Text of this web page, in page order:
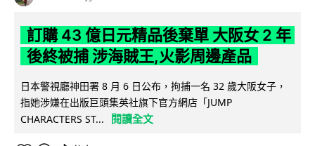
訂購 43 億日元精品後棄單 大阪女 2 年
後終被捕 涉海賊王,火影周邊產品
日本警視廳神田署 8 月 6 日公布，拘捕一名 32 歲大阪女子，
指她涉嫌在出版巨頭集英社旗下官方網店「JUMP
CHARACTERS ST...
閱讀全文